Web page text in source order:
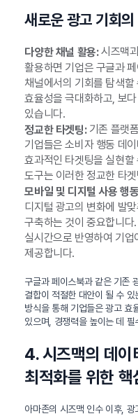
새로운 광고 기회의
다양한 채널 활용:시즈맥
활용하면 기업은 구글과
채널에서의 기회를 탐색
효율성을 극대화하고, 보
있습니다.
정교한 타겟팅:기존 플랫
기업들은 소비자 행동 데
효과적인 타겟팅을 실현
도구는 이러한 정교한 타
모바일 및 디지털 사용 행
디지털 광고의 변화에 발
구축하는 것이 중요합니
실시간으로 반영하여 기
제공합니다.
구글과 페이스북과 같은 기존
결합이 적절한 대안이 될 수
방식을 통해 기업들은 광고 효
있으며, 경쟁력을 높이는 데
4. 시즈맥의 데이
최적화를 위한 핵
아마존의 시즈맥 인수 이후,